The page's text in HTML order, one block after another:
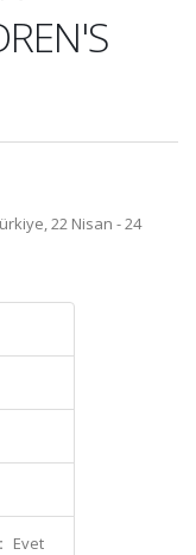
22 Nisan - 24
Evet